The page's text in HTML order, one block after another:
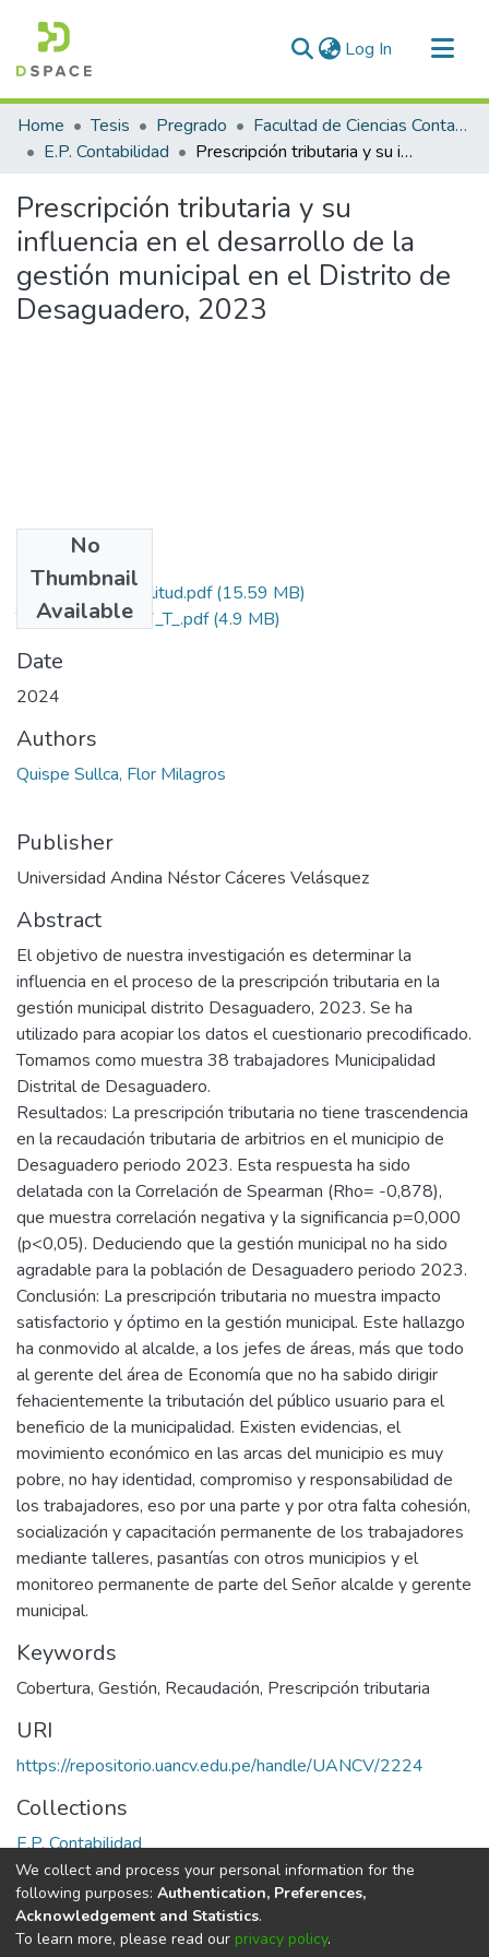
Log In (current)
Communities & Collections
All of DSpace
Home Tesis Pregrado
Facultad de Ciencias Contables y Financieras
E.P. Contabilidad
Prescripción tributaria y su influencia en el desarrollo de la gestión municipal en el Distrito de Desaguadero, 2023
Prescripción tributaria y su
influencia en el desarrollo de la
gestión municipal en el Distrito de
Desaguadero, 2023
No
Thumbnail
Available
Graado de Similitud.pdf(15.59 MB)
T036_72795407_T_.pdf(4.9 MB)
Date
2024
Authors
Quispe Sullca, Flor Milagros
Publisher
Universidad Andina Néstor Cáceres Velásquez
Abstract
El objetivo de nuestra investigación es determinar la
influencia en el proceso de la prescripción tributaria en la
gestión municipal distrito Desaguadero, 2023. Se ha
utilizado para acopiar los datos el cuestionario precodificado.
Tomamos como muestra 38 trabajadores Municipalidad
Distrital de Desaguadero.
Resultados: La prescripción tributaria no tiene trascendencia
en la recaudación tributaria de arbitrios en el municipio de
Desaguadero periodo 2023. Esta respuesta ha sido
delatada con la Correlación de Spearman (Rho= -0,878),
que muestra correlación negativa y la significancia p=0,000
(p<0,05). Deduciendo que la gestión municipal no ha sido
agradable para la población de Desaguadero periodo 2023.
Conclusión: La prescripción tributaria no muestra impacto
satisfactorio y óptimo en la gestión municipal. Este hallazgo
ha conmovido al alcalde, a los jefes de áreas, más que todo
al gerente del área de Economía que no ha sabido dirigir
fehacientemente la tributación del público usuario para el
beneficio de la municipalidad. Existen evidencias, el
movimiento económico en las arcas del municipio es muy
pobre, no hay identidad, compromiso y responsabilidad de
los trabajadores, eso por una parte y por otra falta cohesión,
socialización y capacitación permanente de los trabajadores
mediante talleres, pasantías con otros municipios y el
monitoreo permanente de parte del Señor alcalde y gerente
municipal.
Keywords
Cobertura, Gestión, Recaudación, Prescripción tributaria
URI
https://repositorio.uancv.edu.pe/handle/UANCV/2224
Collections
E.P. Contabilidad
Full item page
DSpace softwarecopyright © 2002-2026
We collect and process your personal information for the
following purposes: Authentication, Preferences,
Acknowledgement and Statistics.
To learn more, please read our privacy policy.